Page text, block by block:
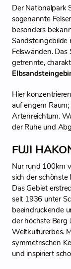
Der Nationalpark
sogenannte
besonders
Sandsteingebilde
Felswänden. Das
getrennte,
Hier
auf engem
Artenreichtum.
der Ruhe und
FUJI
Nur rund 100km
sich der
Das Gebiet
seit 1936 unter
beeindruckende
der höchste Berg
Weltkulturerbes.
symmetrischen
und inspiriert